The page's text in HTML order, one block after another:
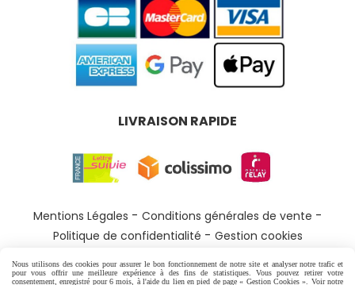
LIVRAISON RAPIDE
Mentions Légales
Conditions générales de vente
Politique de confidentialité
Gestion cookies
Nous utilisons des cookies pour assurer le bon fonctionnement de notre site et analyser notre trafic et
pour vous offrir une meilleure expérience à des fins de statistiques. Vous pouvez retirer votre
consentement, enregistré pour 6 mois, à l'aide du lien en pied de page « Gestion Cookies ». Voir notre